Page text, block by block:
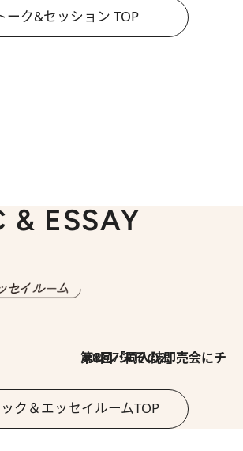
ーク&セッション TOP
& ESSAY
2026.7.30
第8回「同人誌即売会にチャレンジ その2」
ク＆エッセイルームTOP